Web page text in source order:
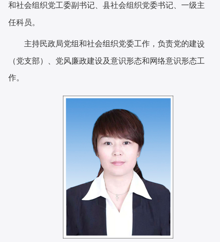
和社会组织党工委副书记、县社会组织党委书记、一级主
任科员。
主持民政局党组和社会组织党委工作，负责党的建设
（党支部）、党风廉政建设及意识形态和网络意识形态工
作。